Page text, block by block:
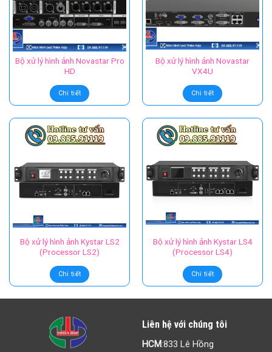
Bộ xử lý hình ảnh Novastar Pro
HD
Chi tiết
Bộ xử lý hình ảnh Novastar
VX4U
Chi tiết
Bộ xử lý hình ảnh Kystar LS2
(Processor LS2)
Chi tiết
Bộ xử lý hình ảnh Kystar LS4
(Processor LS4)
Chi tiết
Liên hệ với chúng tôi
HCM:833 Lê Hồng